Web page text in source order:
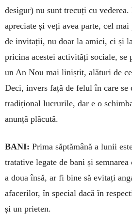
desigur) nu sunt trecuți cu
apreciate și veți avea parte, cel
de invitații, nu doar la amici, ci și
pricina acestei activități sociale, se
un An Nou mai liniștit, alături de
Deci, invers față de felul în care se
tradițional lucrurile, dar e o
anunță plăcută.
BANI: Prima săptămână a lunii
tratative legate de bani și
a doua însă, ar fi bine să evitați
afacerilor, în special dacă în
și un prieten.